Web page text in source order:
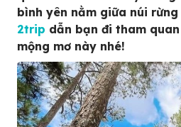
bình yên nằm giữa núi rừng
2trip dẫn bạn đi tham
mộng mơ này nhé!